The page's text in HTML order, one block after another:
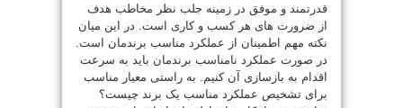
قدرتمند و موفق در زمینه جلب نظر مخاطب هدف
از ضرورت های هر کسب و کاری است. در این میان
نکته مهم اطمینان از عملکرد مناسب برندمان است.
در صورت عملکرد نامناسب برندمان باید به سرعت
اقدام به بازسازی آن کنیم. به راستی معیار مناسب
برای تشخیص عملکرد مناسب یک برند چیست؟